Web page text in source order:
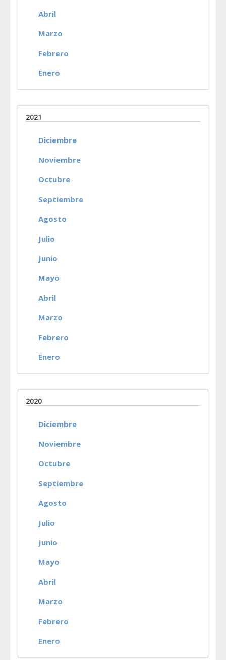
Abril
Marzo
Febrero
Enero
2021
Diciembre
Noviembre
Octubre
Septiembre
Agosto
Julio
Junio
Mayo
Abril
Marzo
Febrero
Enero
2020
Diciembre
Noviembre
Octubre
Septiembre
Agosto
Julio
Junio
Mayo
Abril
Marzo
Febrero
Enero